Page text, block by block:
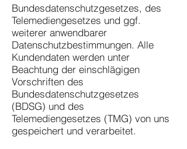
Bundesdatenschutzgesetzes, des
Telemediengesetzes und ggf.
weiterer anwendbarer
Datenschutzbestimmungen. Alle
Kundendaten werden unter
Beachtung der einschlägigen
Vorschriften des
Bundesdatenschutzgesetzes
(BDSG) und des
Telemediengesetzes (TMG) von uns
gespeichert und verarbeitet.